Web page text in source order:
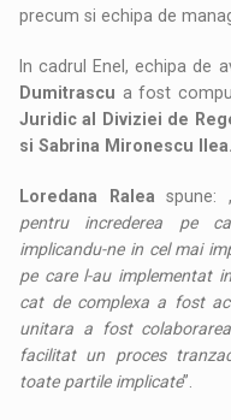
precum si echipa de
In cadrul Enel, echipa de
Dumitrascu a fost
Juridic al Diviziei de
si Sabrina Mironescu Ilea.
Loredana Ralea spune:
pentru increderea pe
implicandu-ne in cel mai
pe care l-au implementat
cat de complexa a fost
unitara a fost
facilitat un proces
toate partile implicate”.